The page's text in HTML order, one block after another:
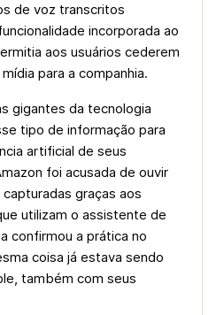
de voz transcritos
incorporada ao
aos usuários cederem
para a companhia.
gigantes da tecnologia
tipo de informação para
artificial de seus
foi acusada de ouvir
graças aos
utilizam o assistente de
confirmou a prática no
coisa já estava sendo
também com seus